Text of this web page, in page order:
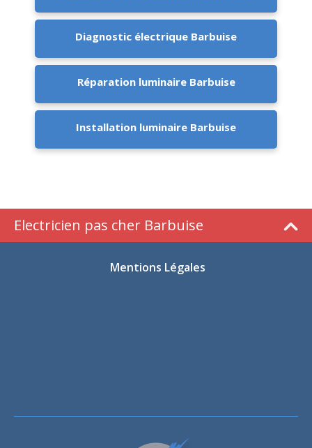
Diagnostic électrique Barbuise
Réparation luminaire Barbuise
Installation luminaire Barbuise
Electricien pas cher Barbuise
Mentions Légales